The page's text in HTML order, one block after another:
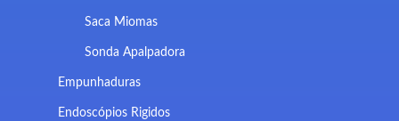
Saca Miomas
Sonda Apalpadora
Empunhaduras
Endoscópios Rigidos